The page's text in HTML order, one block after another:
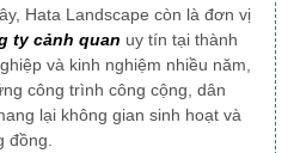
Hata Landscape còn là đơn vị
ty cảnh quan uy tín tại thành
và kinh nghiệm nhiều năm,
công trình công cộng, dân
lại không gian sinh hoạt và
đồng.